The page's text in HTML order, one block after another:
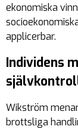
ekonomiska
applicerbar.
Individens
Wikström
brottsliga